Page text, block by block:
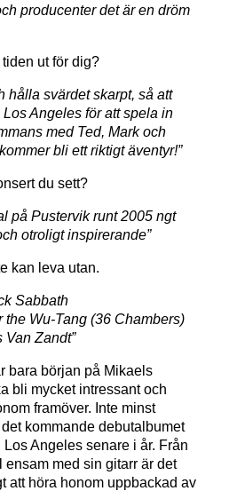
producenter det är en dröm
ut för dig?
hålla svärdet skarpt, så att
Angeles för att spela in
med Ted, Mark och
bli ett riktigt äventyr!”
du sett?
på Pustervik runt 2005 ngt
otroligt inspirerande”
kan leva utan.
Sabbath
the Wu-Tang (36 Chambers)
Zandt”
bara början på Mikaels
bli mycket intressant och
framöver. Inte minst
kommande debutalbumet
Angeles senare i år. Från
ensam med sin gitarr är det
att höra honom uppbackad av